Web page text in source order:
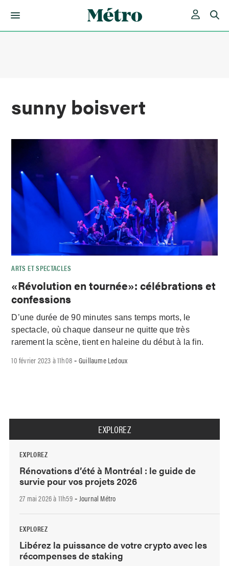
sunny boisvert
ARTS ET SPECTACLES
«Révolution en tournée»: célébrations et
confessions
D’une durée de 90 minutes sans temps morts, le
spectacle, où chaque danseur ne quitte que très
rarement la scène, tient en haleine du début à la fin.
10 février 2023 à 11h08 -Guillaume Ledoux
EXPLOREZ
EXPLOREZ
Rénovations d’été à Montréal : le guide de
survie pour vos projets 2026
27 mai 2026 à 11h59- Journal Métro
EXPLOREZ
Libérez la puissance de votre crypto avec les
récompenses de staking